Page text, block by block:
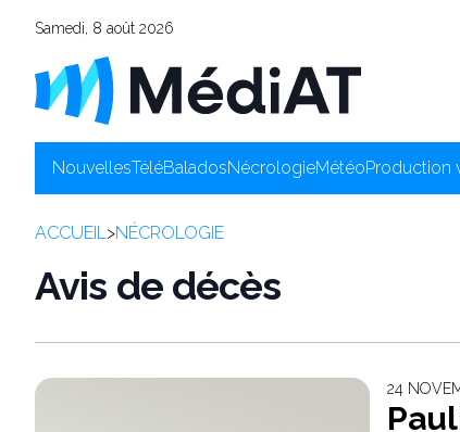
Samedi, 8 août 2026
NouvellesTéléBaladosNécrologieMétéoProduction
ACCUEIL>NÉCROLOGIE
Avis de décès
24